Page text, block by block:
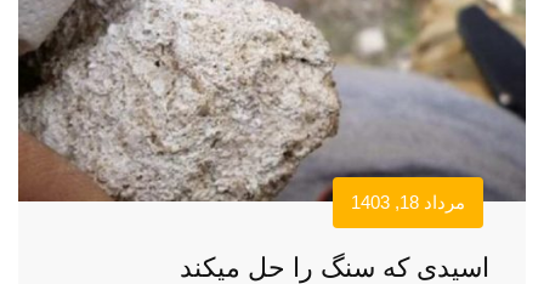
مرداد 18, 1403
اسیدی که سنگ را حل میکند